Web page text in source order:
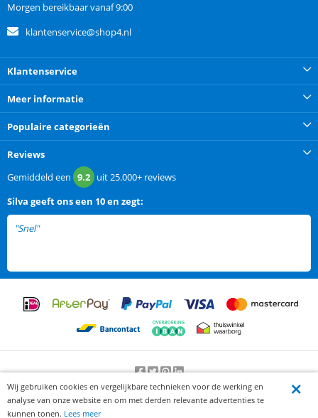
Morgen bereikbaar vanaf 9:00
klantenservice@shop4.nl
Klantenservice
Meer informatie
Populaire categorieën
Reviews
Gemiddeld een 9.2 uit25.000+ reviews
Silva geeft ons een 10 en zegt:
"Snel"
Beoordeling door klanten:9.2/10-25000beoordelingen
Wij gebruiken cookies en vergelijkbare technieken voor de werking en
analyse van onze website en om met derden relevante advertenties te
kunnen tonen. Lees meer